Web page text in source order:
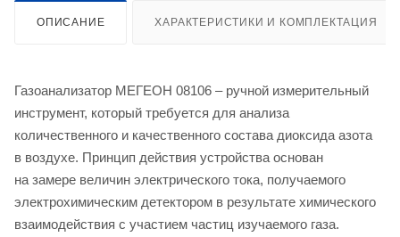
ОПИСАНИЕ ХАРАКТЕРИСТИКИ И КОМПЛЕКТАЦИЯ
Газоанализатор МЕГЕОН 08106 – ручной измерительный
инструмент, который требуется для анализа
количественного и качественного состава диоксида азота
в воздухе. Принцип действия устройства основан
на замере величин электрического тока, получаемого
электрохимическим детектором в результате химического
взаимодействия с участием частиц изучаемого газа.